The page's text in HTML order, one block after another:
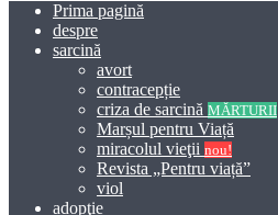
Prima pagină
despre
sarcină
avort
contracepție
criza de sarcină MĂRTURII
Marșul pentru Viață
miracolul vieţii nou!
Revista „Pentru viață”
viol
adopţie